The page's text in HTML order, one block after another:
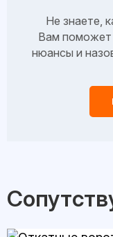
Не знаете,
Вам поможет
нюансы и